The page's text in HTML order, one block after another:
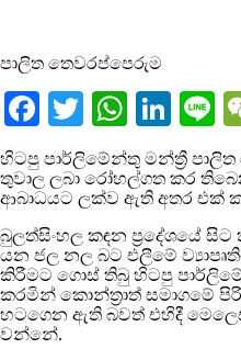
පාලිත තෙවරප්පෙරුම
Facebook
Twitter
හිටපු පාර්ලිමේන්තු මන්ත්‍රී
තුවාල ලබා රෝහල්ගත කර
ආබාධයට ලක්ව ඇති අතර එක්
බුලත්සිංහල කඳන ප්‍රදේශයේ
යන ජල නල බට එලීමේ
කිරීමට ගොස් තිබු හිටපු
කරමින් කොන්ත්‍රාත් සමාගමේ
හටගෙන ඇති බවත් එහිදී
වන්නේ.